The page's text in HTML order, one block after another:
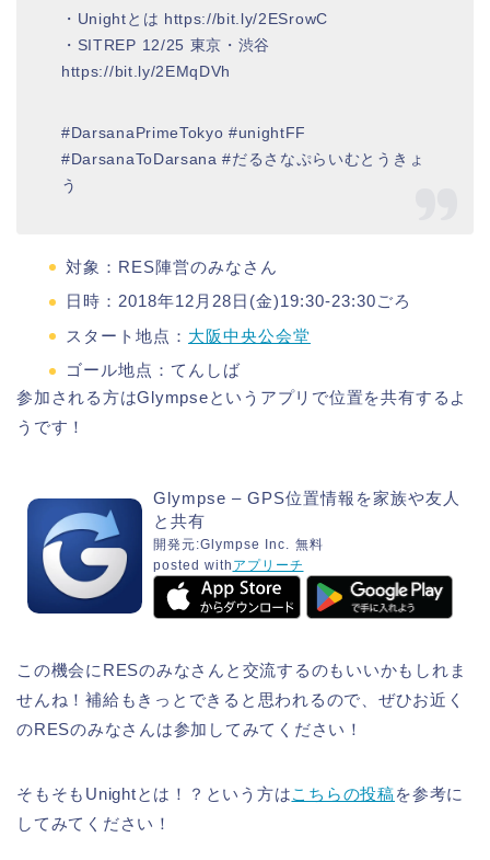
・Unightとは https://bit.ly/2ESrowC
・SITREP 12/25 東京・渋谷
https://bit.ly/2EMqDVh
#DarsanaPrimeTokyo #unightFF
#DarsanaToDarsana #だるさなぷらいむとうきょ
う
対象：RES陣営のみなさん
日時：2018年12月28日(金)19:30-23:30ごろ
スタート地点： 大阪中央公会堂
ゴール地点：てんしば
参加される方はGlympseというアプリで位置を共有するよ
うです！
Glympse – GPS位置情報を家族や友人
と共有
開発元:Glympse Inc. 無料
posted with アプリーチ
この機会にRESのみなさんと交流するのもいいかもしれま
せんね！補給もきっとできると思われるので、ぜひお近く
のRESのみなさんは参加してみてください！
そもそもUnightとは！？という方はこちらの投稿を参考に
してみてください！